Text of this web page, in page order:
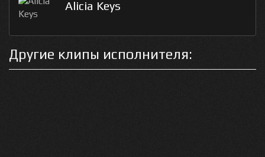
Alicia Keys
Другие клипы исполнителя: